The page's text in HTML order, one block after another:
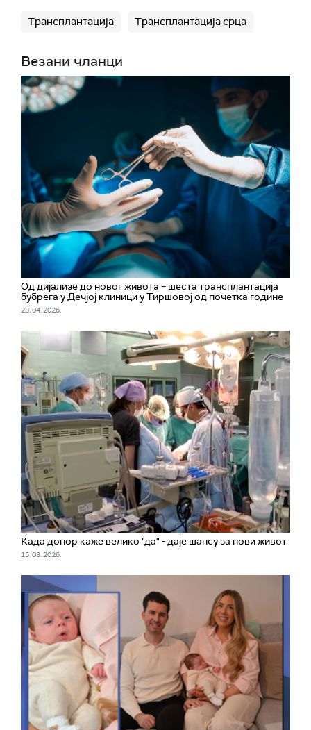
Трансплантација Трансплантација срца
Везани чланци
Од дијализе до новог живота – шеста трансплантација
бубрега у Дечјој клиници у Тиршовој од почетка године
23. 04. 2026.
Када донор каже велико "да" - даје шансу за нови живот
15. 03. 2026.